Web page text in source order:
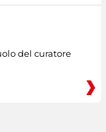
del curatore